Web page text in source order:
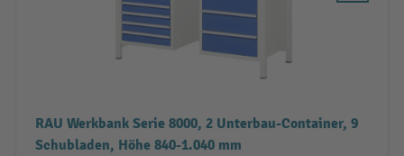
RAU Werkbank Serie 8000, 2 Unterbau-Container, 9
Schubladen, Höhe 840-1.040 mm